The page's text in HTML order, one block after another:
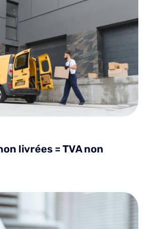
livrées = TVA non